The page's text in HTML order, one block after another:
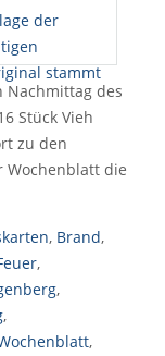
Nachmittag des
Stück Vieh
zu den
Wochenblatt die
, Brand,
,
,
,
,